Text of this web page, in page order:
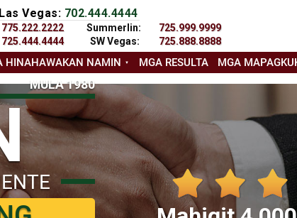
Las Vegas: 702.444.4444
775.222.2222
725.444.4444
Summerlin:
725.999.9999
SW Vegas:
725.888.8888
HINAHAWAKAN NAMIN MGA RESULTA MGA
MULA 1980